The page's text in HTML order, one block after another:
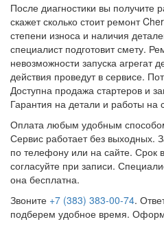
После диагностики вы получите
скажет сколько стоит ремонт
степени износа и наличия
специалист подготовит смету.
невозможности запуска агрегат
действия проведут в сервисе.
Доступна продажа стартеров и
Гарантия на детали и работы на
Оплата любым удобным
Сервис работает без выходных.
по телефону или на сайте. Срок
согласуйте при записи.
она бесплатна.
Звоните +7 (383) 383-00-74.
подберем удобное время.